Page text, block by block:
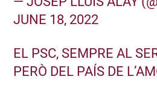
JUNE 18, 2022
EL PSC, SEMPRE AL
PERÒ DEL PAÍS DE